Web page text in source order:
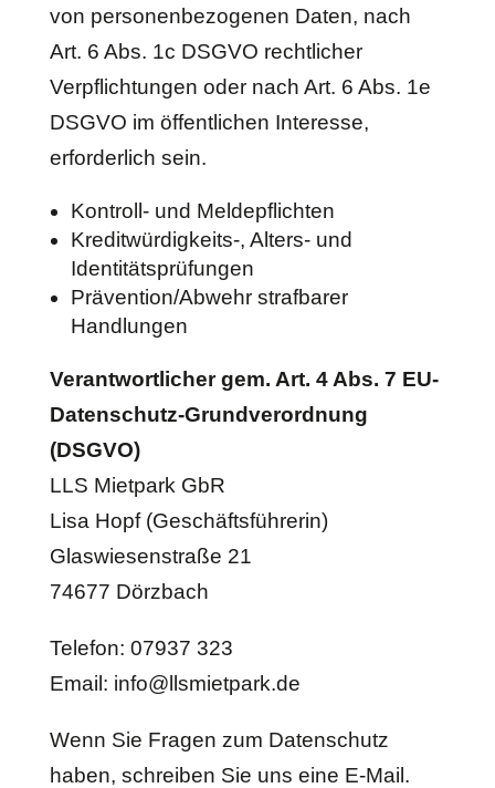
von personenbezogenen Daten, nach
Art. 6 Abs. 1c DSGVO rechtlicher
Verpflichtungen oder nach Art. 6 Abs. 1e
DSGVO im öffentlichen Interesse,
erforderlich sein.
Kontroll- und Meldepflichten
Kreditwürdigkeits-, Alters- und
Identitätsprüfungen
Prävention/Abwehr strafbarer
Handlungen
Verantwortlicher gem. Art. 4 Abs. 7 EU-
Datenschutz-Grundverordnung
(DSGVO)
LLS Mietpark GbR
Lisa Hopf (Geschäftsführerin)
Glaswiesenstraße 21
74677 Dörzbach
Telefon: 07937 323
Email: info@llsmietpark.de
Wenn Sie Fragen zum Datenschutz
haben, schreiben Sie uns eine E-Mail.